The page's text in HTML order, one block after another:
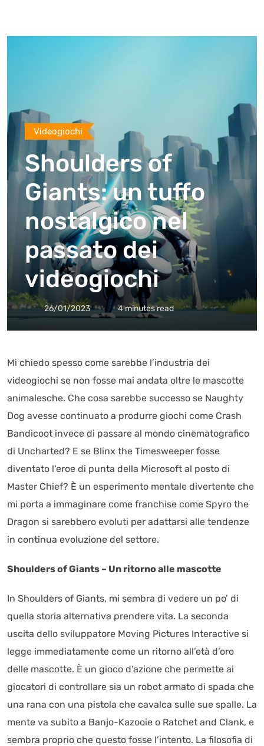
Videogiochi
Shoulders of
Giants: un tuffo
nostalgico nel
passato dei
videogiochi
26/01/2023 4 minutes read
Mi chiedo spesso come sarebbe l’industria dei
videogiochi se non fosse mai andata oltre le mascotte
animalesche. Che cosa sarebbe successo se Naughty
Dog avesse continuato a produrre giochi come Crash
Bandicoot invece di passare al mondo cinematografico
di Uncharted? E se Blinx the Timesweeper fosse
diventato l’eroe di punta della Microsoft al posto di
Master Chief? È un esperimento mentale divertente che
mi porta a immaginare come franchise come Spyro the
Dragon si sarebbero evoluti per adattarsi alle tendenze
in continua evoluzione del settore.
Shoulders of Giants – Un ritorno alle mascotte
In Shoulders of Giants, mi sembra di vedere un po’ di
quella storia alternativa prendere vita. La seconda
uscita dello sviluppatore Moving Pictures Interactive si
legge immediatamente come un ritorno all’età d’oro
delle mascotte. È un gioco d’azione che permette ai
giocatori di controllare sia un robot armato di spada che
una rana con una pistola che cavalca sulle sue spalle. La
mente va subito a Banjo-Kazooie o Ratchet and Clank, e
sembra proprio che questo fosse l’intento. La filosofia di